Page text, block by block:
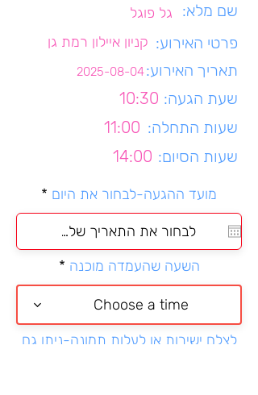
גל פוגל שם מלא:
קניון איילון רמת גן פרטי האירוע:
2025-08-04תאריך האירוע:
10:30 שעת הגעה:
11:00 שעות התחלה:
14:00 שעות הסיום:
מועד ההגעה-לבחור את היום *
i
e
השעה שהעמדה מוכנה
Choose a time
לצלם ישירות או לעלות תמונה-ניתן גם